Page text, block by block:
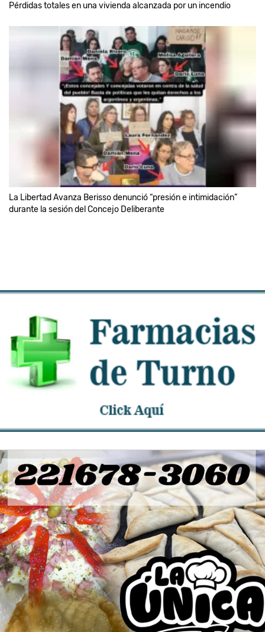
Pérdidas totales en una vivienda alcanzada por un incendio
La Libertad Avanza Berisso denunció “presión e intimidación”
durante la sesión del Concejo Deliberante